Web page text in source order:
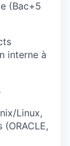
(Bac+5
interne à
Linux,